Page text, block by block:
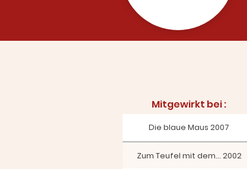
Mitgewirkt bei :​
Die blaue Maus 2007
Zum Teufel mit dem... 2002